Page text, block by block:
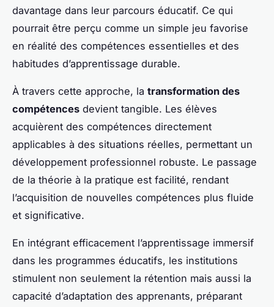
davantage dans leur parcours éducatif. Ce qui
pourrait être perçu comme un simple jeu favorise
en réalité des compétences essentielles et des
habitudes d’apprentissage durable.
À travers cette approche, la transformation des
compétences devient tangible. Les élèves
acquièrent des compétences directement
applicables à des situations réelles, permettant un
développement professionnel robuste. Le passage
de la théorie à la pratique est facilité, rendant
l’acquisition de nouvelles compétences plus fluide
et significative.
En intégrant efficacement l’apprentissage immersif
dans les programmes éducatifs, les institutions
stimulent non seulement la rétention mais aussi la
capacité d’adaptation des apprenants, préparant